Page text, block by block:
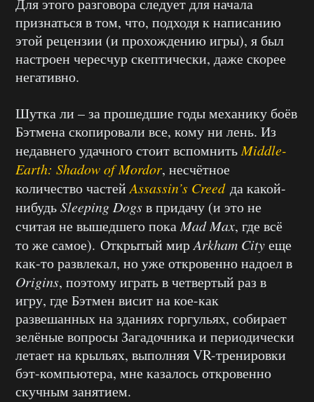
Для этого разговора следует для начала
признаться в том, что, подходя к написанию
этой рецензии (и прохождению игры), я был
настроен чересчур скептически, даже скорее
негативно.
Шутка ли – за прошедшие годы механику боёв
Бэтмена скопировали все, кому ни лень. Из
недавнего удачного стоит вспомнитьMiddle-
Earth: Shadow of Mordor, несчётное
количество частейAssassin’s Creed да какой-
нибудьSleeping Dogsв придачу (и это не
считая не вышедшего покаMad Max, где всё
то же самое). Открытый мирArkham Cityеще
как-то развлекал, но уже откровенно надоел в
Origins, поэтому играть в четвертый раз в
игру, где Бэтмен висит на кое-как
развешанных на зданиях горгульях, собирает
зелёные вопросы Загадочника и периодически
летает на крыльях, выполняя VR-тренировки
бэт-компьютера, мне казалось откровенно
скучным занятием.